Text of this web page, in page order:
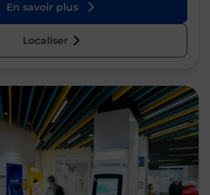
En savoir plus
Localiser